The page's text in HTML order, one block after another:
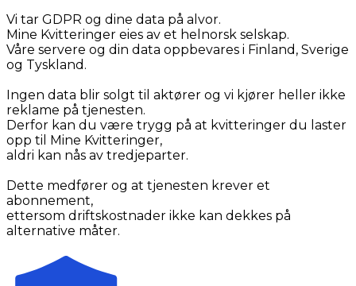
Vi tar GDPR og dine data på alvor.
Mine Kvitteringer eies av et helnorsk selskap.
Våre servere og din data oppbevares i Finland, Sverige
og Tyskland.
Ingen data blir solgt til aktører og vi kjører heller ikke
reklame på tjenesten.
Derfor kan du være trygg på at kvitteringer du laster
opp til Mine Kvitteringer,
aldri kan nås av tredjeparter.
Dette medfører og at tjenesten krever et
abonnement,
ettersom driftskostnader ikke kan dekkes på
alternative måter.